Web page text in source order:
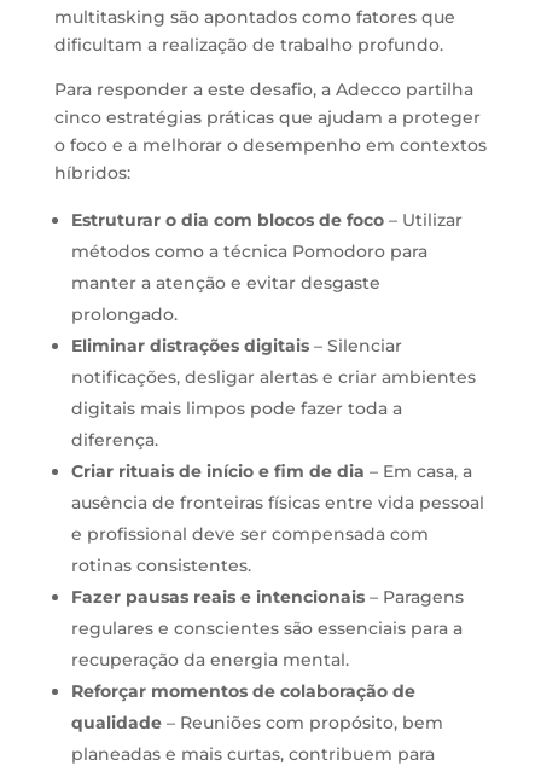
multitasking são apontados como fatores que
dificultam a realização de trabalho profundo.
Para responder a este desafio, a Adecco partilha
cinco estratégias práticas que ajudam a proteger
o foco e a melhorar o desempenho em contextos
híbridos:
Estruturar o dia com blocos de foco– Utilizar
métodos como a técnica Pomodoro para
manter a atenção e evitar desgaste
prolongado.
Eliminar distrações digitais– Silenciar
notificações, desligar alertas e criar ambientes
digitais mais limpos pode fazer toda a
diferença.
Criar rituais de início e fim de dia – Em casa, a
ausência de fronteiras físicas entre vida pessoal
e profissional deve ser compensada com
rotinas consistentes.
Fazer pausas reais e intencionais– Paragens
regulares e conscientes são essenciais para a
recuperação da energia mental.
Reforçar momentos de colaboração de
qualidade– Reuniões com propósito, bem
planeadas e mais curtas, contribuem para